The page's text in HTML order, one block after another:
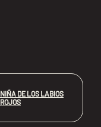
NIÑA DE LOS LABIOS
ROJOS